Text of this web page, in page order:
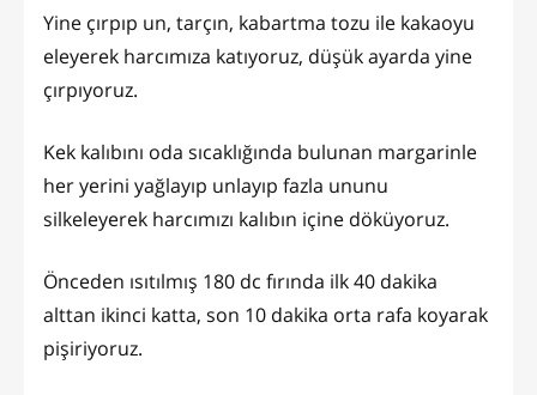
Yine çırpıp un, tarçın, kabartma tozu ile kakaoyu
eleyerek harcımıza katıyoruz, düşük ayarda yine
çırpıyoruz.
Kek kalıbını oda sıcaklığında bulunan margarinle
her yerini yağlayıp unlayıp fazla ununu
silkeleyerek harcımızı kalıbın içine döküyoruz.
Önceden ısıtılmış 180 dc fırında ilk 40 dakika
alttan ikinci katta, son 10 dakika orta rafa koyarak
pişiriyoruz.